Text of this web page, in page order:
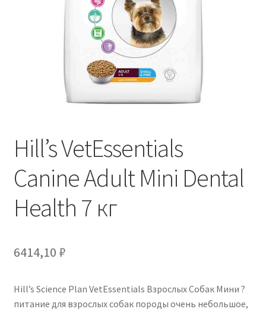
Оформление заказа
Hill’s VetEssentials
Canine Adult Mini Dental
Health 7 кг
6414,10 ₽
Hill’s Science Plan VetEssentials Взрослых Собак Мини ?
питание для взрослых собак породы очень небольшое,